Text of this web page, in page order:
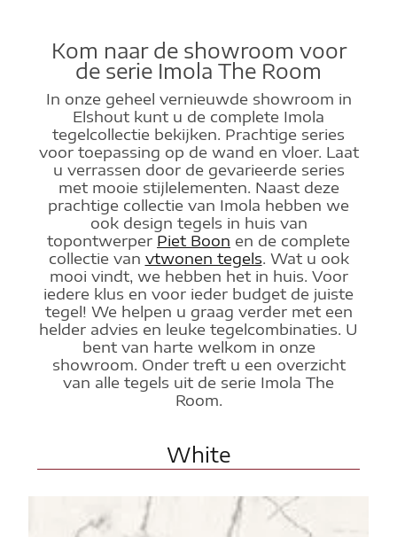
Kom naar de showroom voor
de serie Imola The Room
In onze geheel vernieuwde showroom in
Elshout kunt u de complete Imola
tegelcollectie bekijken. Prachtige series
voor toepassing op de wand en vloer. Laat
u verrassen door de gevarieerde series
met mooie stijlelementen. Naast deze
prachtige collectie van Imola hebben we
ook design tegels in huis van
topontwerper Piet Boon en de complete
collectie van vtwonen tegels. Wat u ook
mooi vindt, we hebben het in huis. Voor
iedere klus en voor ieder budget de juiste
tegel! We helpen u graag verder met een
helder advies en leuke tegelcombinaties. U
bent van harte welkom in onze
showroom. Onder treft u een overzicht
van alle tegels uit de serie Imola The
Room.
White